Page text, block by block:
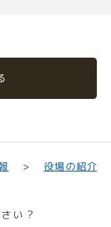
役場の紹介
い ?